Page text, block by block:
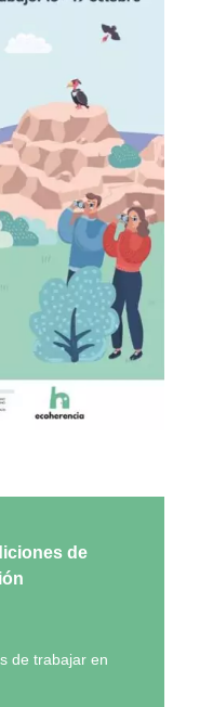
de
de trabajar en